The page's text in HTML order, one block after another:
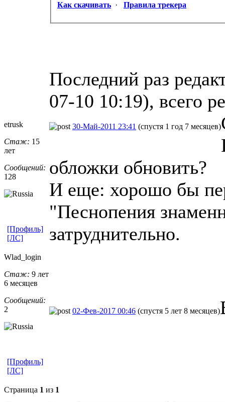
Как скачивать · Правила трекера
Последний раз
07-10 10:19), всего
etrusk
Стаж: 15
лет
Сообщений:
128
30-Май-2011 23:41 (спустя 1 год 7 месяцев)
обложки обновить?
И еще: хорошо бы
"Песнопения
затруднительно.
[Профиль]
[ЛС]
Wlad_login
Стаж: 9 лет
6 месяцев
Сообщений:
2
02-Фев-2017 00:46 (спустя 5 лет 8 месяцев)
[Профиль]
[ЛС]
Страница 1 из 1